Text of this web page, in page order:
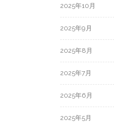
2025年10月
2025年9月
2025年8月
2025年7月
2025年6月
2025年5月